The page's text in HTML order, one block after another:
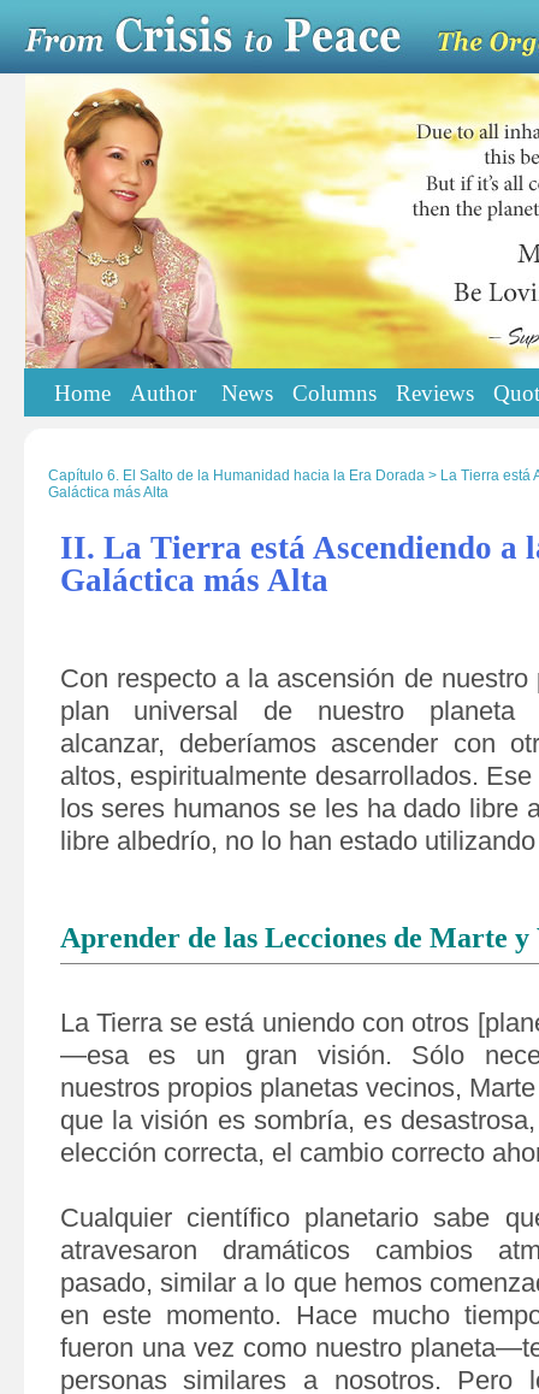
Home Author News Columns Reviews
Capítulo 6. El Salto de la Humanidad hacia la Era Dorada > La Tierra está
Galáctica más Alta
II. La Tierra está Ascendiendo a
Galáctica más Alta
Con respecto a la ascensión de
plan universal de nuestro planeta
alcanzar, deberíamos ascender con
altos, espiritualmente desarrollados.
los seres humanos se les ha dado libre
libre albedrío, no lo han estado
Aprender de las Lecciones de Marte y
La Tierra se está uniendo con otros
—esa es un gran visión. Sólo
nuestros propios planetas vecinos,
que la visión es sombría, es
elección correcta, el cambio correcto
Cualquier científico planetario sabe
atravesaron dramáticos cambios
pasado, similar a lo que hemos
en este momento. Hace mucho
fueron una vez como nuestro
personas similares a nosotros. Pero